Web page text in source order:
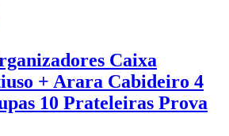
Caixa
+ Arara Cabideiro 4
10 Prateleiras Prova